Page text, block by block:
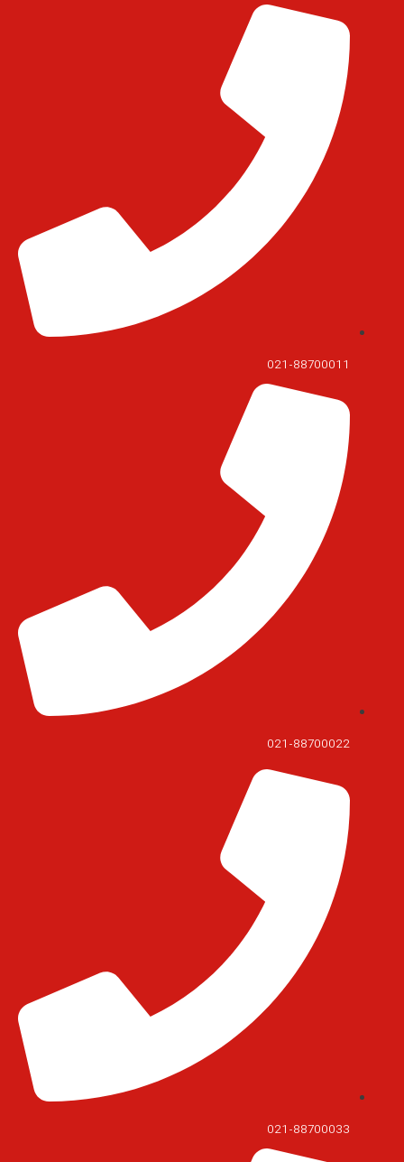
021-88700011
021-88700022
021-88700033